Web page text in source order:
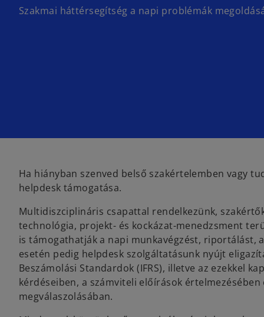
Szakmai háttérsegítség a napi problémák
Ha hiányban szenved belső szakértelemben vagy
helpdesk támogatása.
Multidiszciplináris csapattal rendelkezünk,
technológia, projekt- és kockázat-menedzsment
is támogathatják a napi munkavégzést, riportálást,
esetén pedig helpdesk szolgáltatásunk nyújt
Beszámolási Standardok (IFRS), illetve az ezekkel
kérdéseiben, a számviteli előírások
megválaszolásában.